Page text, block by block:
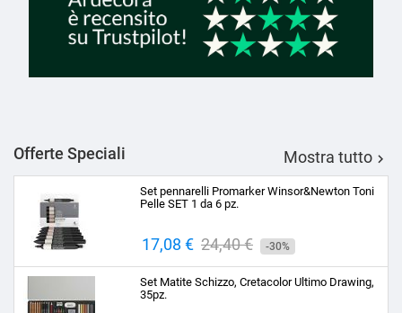
Offerte Speciali Mostra tutto 
Set pennarelli Promarker Winsor&Newton Toni
Pelle SET 1 da 6 pz.
Prezzo
17,08 € Prezzo
base
24,40 € -30%
Set Matite Schizzo, Cretacolor Ultimo Drawing,
35pz.